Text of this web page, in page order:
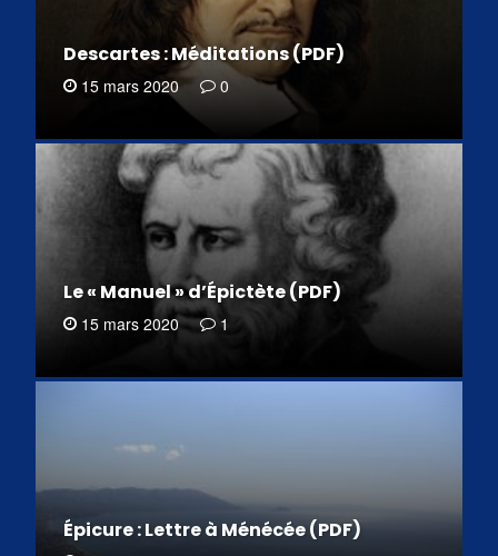
Descartes : Méditations (PDF)
15 mars 2020 0
Le « Manuel » d’Épictète (PDF)
15 mars 2020 1
Épicure : Lettre à Ménécée (PDF)